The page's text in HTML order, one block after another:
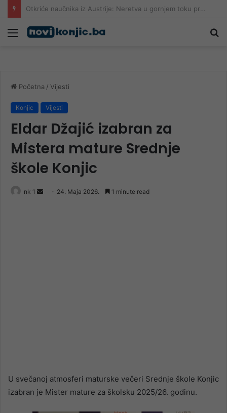
Meni
Početna / Vijesti
Konjic Vijesti
Eldar Džajić izabran za
Mistera mature Srednje
škole Konjic
nk 1
Send 24. Maja 2026. 1 minute read
U svečanoj atmosferi maturske večeri Srednje škole Konjic
izabran je Mister mature za školsku 2025/26. godinu.